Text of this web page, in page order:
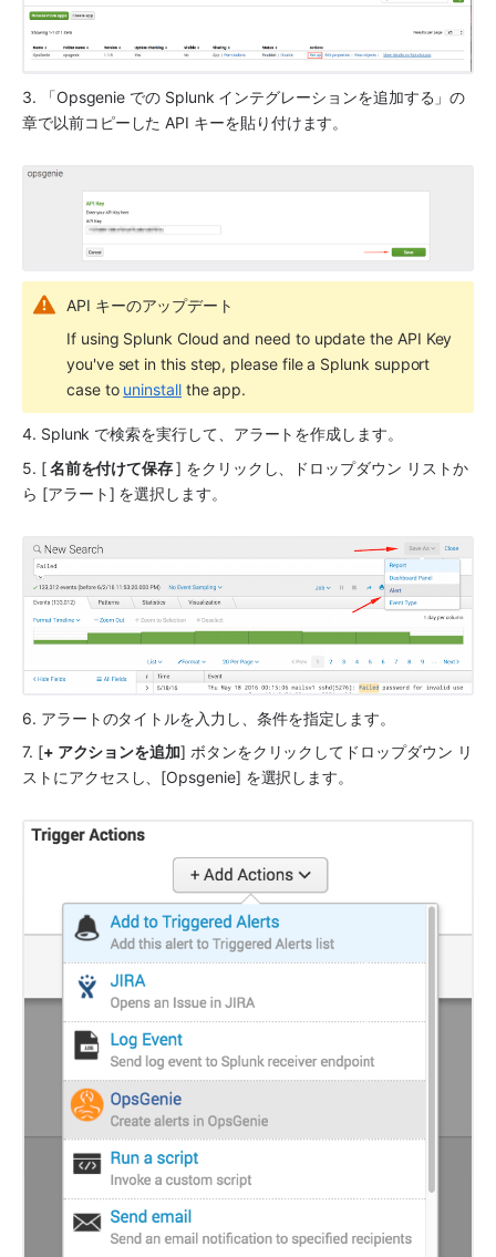
3. 「Opsgenie での Splunk インテグレーションを追加する」の
章で以前コピーした API キーを貼り付けます。
API キーのアップデート
If using Splunk Cloud and need to update the API Key
you've set in this step, please file a Splunk support
case to uninstall the app.
4. Splunk で検索を実行して、アラートを作成します。
5. [ 名前を付けて保存 ] をクリックし、ドロップダウン リストか
ら [アラート] を選択します。
6. アラートのタイトルを入力し、条件を指定します。
7. [+ アクションを追加] ボタンをクリックしてドロップダウン リ
ストにアクセスし、[Opsgenie] を選択します。